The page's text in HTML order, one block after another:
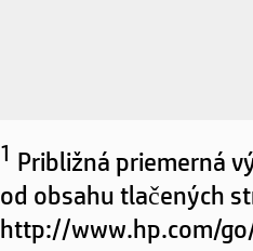
1 Približná priemerná
od obsahu tlačených
http://www.hp.com/